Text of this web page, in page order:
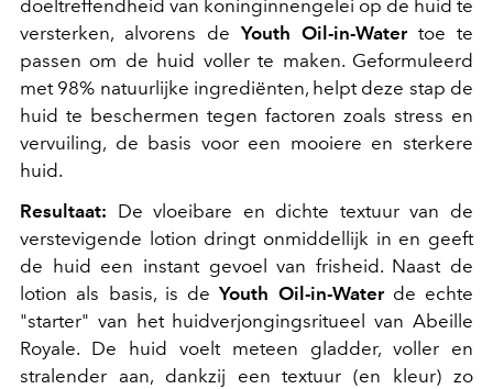
doeltreffendheid van koninginnengelei op de huid te
versterken, alvorens de Youth Oil-in-Watertoe te
passen om de huid voller te maken. Geformuleerd
met 98% natuurlijke ingrediënten, helpt deze stap de
huid te beschermen tegen factoren zoals stress en
vervuiling, de basis voor een mooiere en sterkere
huid.
Resultaat: De vloeibare en dichte textuur van de
verstevigende lotion dringt onmiddellijk in en geeft
de huid een instant gevoel van frisheid. Naast de
lotion als basis, is deYouth Oil-in-Water de echte
"starter" van het huidverjongingsritueel van Abeille
Royale. De huid voelt meteen gladder, voller en
stralender aan, dankzij een textuur (en kleur) zo